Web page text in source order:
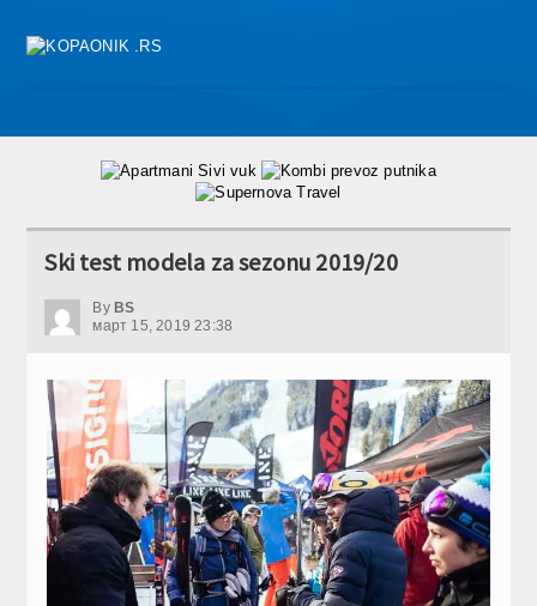
Ski test modela za sezonu 2019/20
By BS
март 15, 2019 23:38